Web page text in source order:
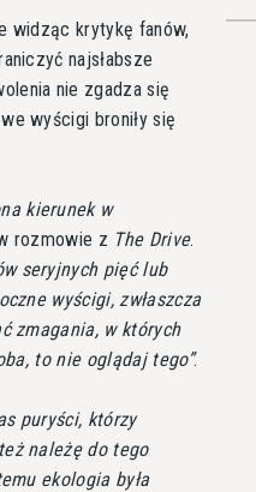
widząc krytykę fanów,
najsłabsze
nie zgadza się
wyścigi broniły się
kierunek w
rozmowie z The Drive.
seryjnych pięć lub
wyścigi, zwłaszcza
zmagania, w których
to nie oglądaj tego .
puryści, którzy
należę do tego
ekologia była